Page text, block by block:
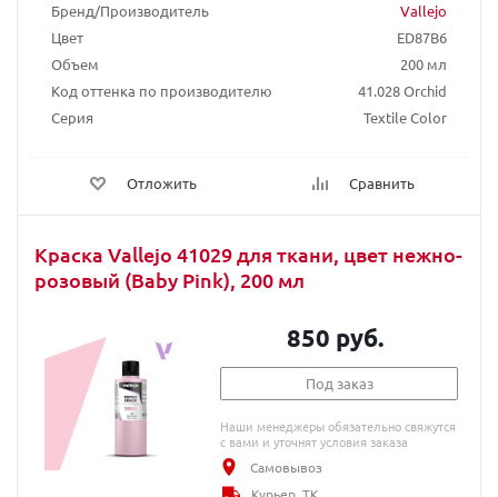
Бренд/Производитель
Vallejo
Цвет
ED87B6
Объем
200 мл
Код оттенка по производителю
41.028 Orchid
Серия
Textile Color
Отложить Сравнить
Краска Vallejo 41029 для ткани, цвет нежно-
розовый (Baby Pink), 200 мл
850 руб.
Под заказ
Наши менеджеры обязательно свяжутся
с вами и уточнят условия заказа
Самовывоз